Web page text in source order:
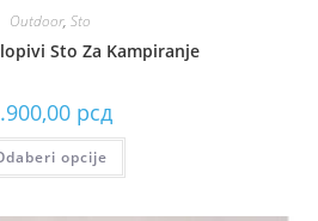
Outdoor, Sto
Sto Za Kampiranje
рсд
opcije